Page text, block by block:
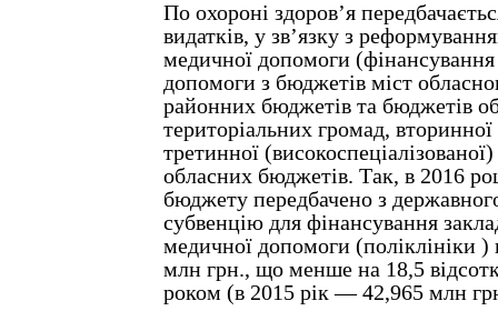
По охороні здоров’я
видатків, у зв’язку з
медичної допомоги
допомоги з бюджетів міст
районних бюджетів та бюджетів
територіальних громад, вторинної
третинної
обласних бюджетів. Так, в 2016
бюджету передбачено з
субвенцію для фінансування
медичної допомоги (поліклініки
млн грн., що менше на 18,5
роком (в 2015 рік — 42,965 млн